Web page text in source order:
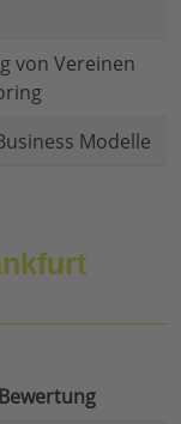
von Vereinen
Modelle
Bewertung